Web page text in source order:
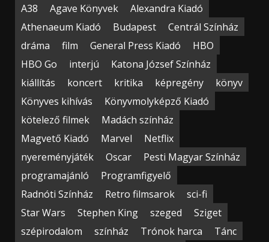
A38 Agave Könyvek
Alexandra Kiadó
Athenaeum Kiadó
Budapest
Centrál Színház
dráma
film General Press Kiadó
HBO
HBO Go
interjú
Katona József Színház
kiállítás
koncert kritika képregény
könyv
Könyves kihívás
Könyvmolyképző Kiadó
kötelező filmek
Madách színház
Magvető Kiadó
Marvel
Netflix
nyereményjáték
Oscar
Pesti Magyar Színház
programajánló
Programfigyelő
Radnóti Színház
Retro filmsarok
sci-fi
Star Wars
Stephen King szeged
Sziget
szépirodalom
színház Trónok harca
Tánc